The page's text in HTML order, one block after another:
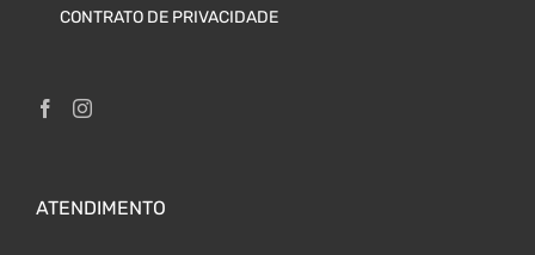
CONTRATO DE PRIVACIDADE
ATENDIMENTO